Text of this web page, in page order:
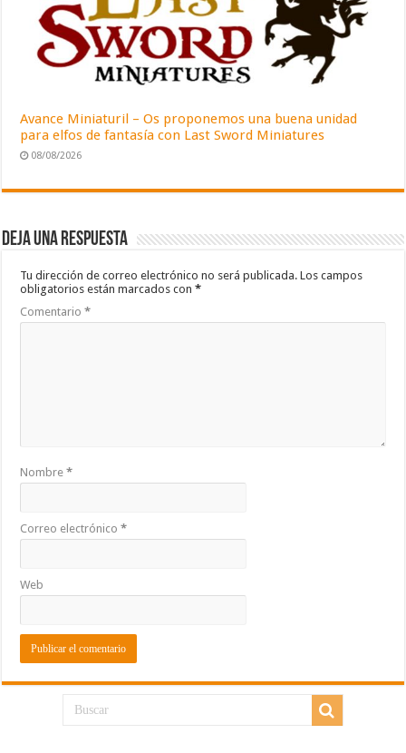
Avance Miniaturil – Os proponemos una buena unidad
para elfos de fantasía con Last Sword Miniatures
08/08/2026
Deja una respuesta
Tu dirección de correo electrónico no será publicada. Los campos
obligatorios están marcados con*
Comentario*
Nombre*
Correo electrónico*
Web